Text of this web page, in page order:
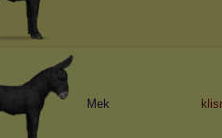
Mek